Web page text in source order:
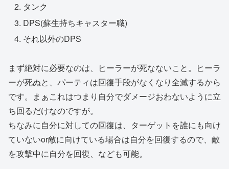
タンク
DPS(蘇生持ちキャスター職)
それ以外のDPS
まず絶対に必要なのは、ヒーラーが死なないこと。ヒーラ
ーが死ぬと、パーティは回復手段がなくなり全滅するから
です。まぁこれはつまり自分でダメージおわないように立
ち回るだけなのですが。
ちなみに自分に対しての回復は、ターゲットを誰にも向け
ていないor敵に向けている場合は自分を回復するので、敵
を攻撃中に自分を回復、なども可能。